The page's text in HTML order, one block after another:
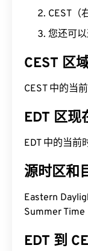
CEST（
您还可
CEST 区
CEST 中的当
EDT 区现
EDT 中的当前
源时区和
Eastern
Summer Time
EDT 到